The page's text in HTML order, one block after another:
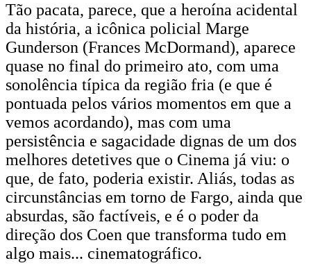
Tão pacata, parece, que a heroína acidental
da história, a icônica policial Marge
Gunderson (Frances McDormand), aparece
quase no final do primeiro ato, com uma
sonolência típica da região fria (e que é
pontuada pelos vários momentos em que a
vemos acordando), mas com uma
persistência e sagacidade dignas de um dos
melhores detetives que o Cinema já viu: o
que, de fato, poderia existir. Aliás, todas as
circunstâncias em torno de Fargo, ainda que
absurdas, são factíveis, e é o poder da
direção dos Coen que transforma tudo em
algo mais... cinematográfico.